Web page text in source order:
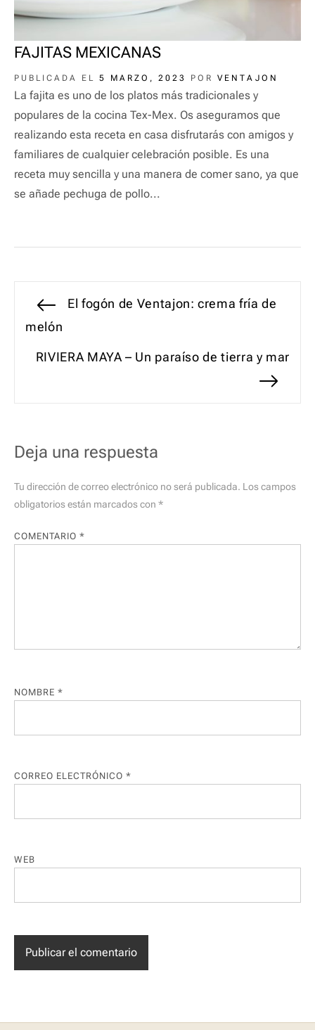
FAJITAS MEXICANAS
PUBLICADA EL 5 MARZO, 2023 POR VENTAJON
La fajita es uno de los platos más tradicionales y
populares de la cocina Tex-Mex. Os aseguramos que
realizando esta receta en casa disfrutarás con amigos y
familiares de cualquier celebración posible. Es una
receta muy sencilla y una manera de comer sano, ya que
se añade pechuga de pollo...
Navegación
de
entradas
Entrada
El fogón de Ventajon: crema fría de
melón
Entrada
RIVIERA MAYA – Un paraíso de tierra y mar
Deja una respuesta
Tu dirección de correo electrónico no será publicada. Los campos
obligatorios están marcados con *
COMENTARIO *
NOMBRE *
CORREO ELECTRÓNICO *
WEB